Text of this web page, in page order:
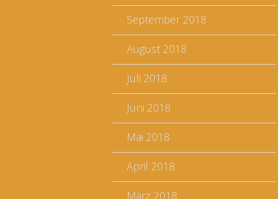
September 2018
August 2018
Juli 2018
Juni 2018
Mai 2018
April 2018
März 2018